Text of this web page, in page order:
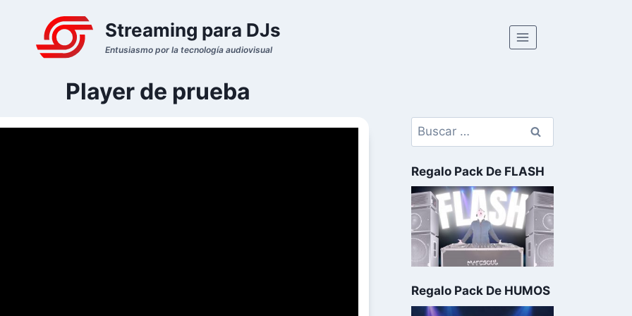
Streaming para DJs
Entusiasmo por la tecnología audiovisual
Player de prueba
Buscar:
Regalo Pack De FLASH
Regalo Pack De HUMOS